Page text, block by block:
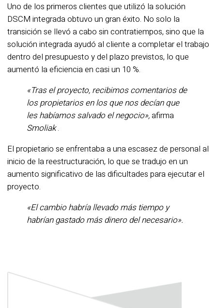
Uno de los primeros clientes que utilizó la solución
DSCM integrada obtuvo un gran éxito. No solo la
transición se llevó a cabo sin contratiempos, sino que la
solución integrada ayudó al cliente a completar el trabajo
dentro del presupuesto y del plazo previstos, lo que
aumentó la eficiencia en casi un 10 %.
«Tras el proyecto, recibimos comentarios de
los propietarios en los que nos decían que
les habíamos salvado el negocio»,afirma
Smoliak.
El propietario se enfrentaba a una escasez de personal al
inicio de la reestructuración, lo que se tradujo en un
aumento significativo de las dificultades para ejecutar el
proyecto.
«El cambio habría llevado más tiempo y
habrían gastado más dinero del necesario».